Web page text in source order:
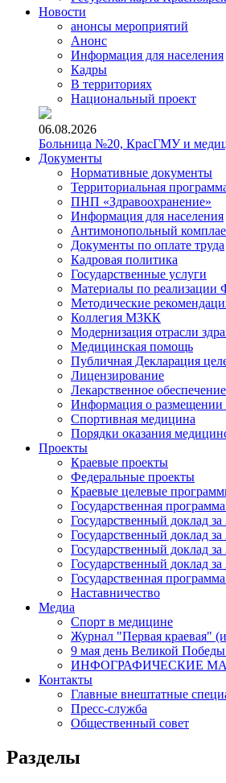
Новости
анонсы мероприятий
Анонс
Информация для населения
Кадры
В территориях
Национальный проект
06.08.2026
Больница №20, КрасГМУ и
Документы
Нормативные документы
Территориальная
ПНП «Здравоохранение»
Информация для населения
Антимонопольный
Документы по оплате труда
Кадровая политика
Государственные услуги
Материалы по
Методические
Коллегия МЗКК
Модернизация отрасли
Медицинская помощь
Публичная Декларация
Лицензирование
Лекарственное обеспечение
Информация о размещении
Спортивная медицина
Порядки оказания
Проекты
Краевые проекты
Федеральные проекты
Краевые целевые
Государственная
Государственный доклад за
Государственный доклад за
Государственный доклад за
Государственный доклад за
Государственная
Наставничество
Медиа
Спорт в медицине
Журнал "Первая краевая"
9 мая день Великой
ИНФОГРАФИЧЕСКИЕ
Контакты
Главные внештатные
Пресс-служба
Общественный совет
Разделы